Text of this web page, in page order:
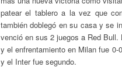
patear el tablero a la vez que
también doblegó en su casa y se
venció en sus 2 juegos a Red
y el enfrentamiento en Milan fue
y el Inter fue segundo.